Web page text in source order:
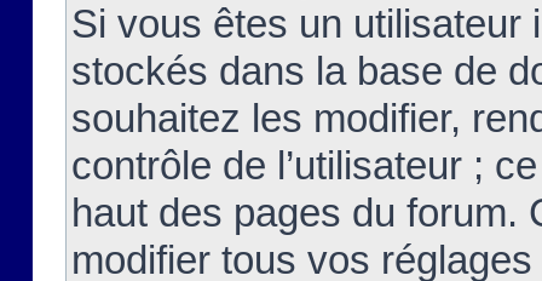
Si vous êtes un
stockés dans la base de
souhaitez les modifier,
contrôle de l’utilisateur ;
haut des pages du forum.
modifier tous vos